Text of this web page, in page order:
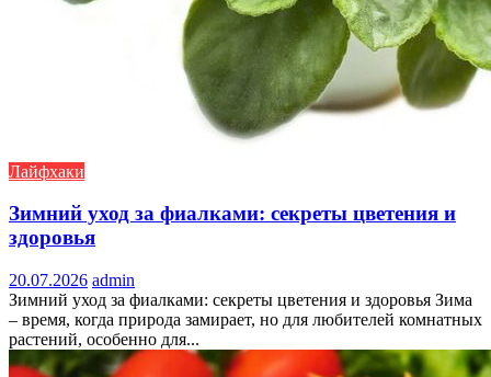
Лайфхаки
Зимний уход за фиалками: секреты цветения и
здоровья
20.07.2026 admin
Зимний уход за фиалками: секреты цветения и здоровья Зима
– время, когда природа замирает, но для любителей комнатных
растений, особенно для...